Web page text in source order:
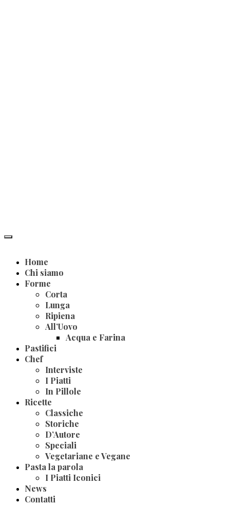
Home
Chi siamo
Forme
Corta
Lunga
Ripiena
All’Uovo
Acqua e Farina
Pastifici
Chef
Interviste
I Piatti
In Pillole
Ricette
Classiche
Storiche
D’Autore
Speciali
Vegetariane e Vegane
Pasta la parola
I Piatti Iconici
News
Contatti